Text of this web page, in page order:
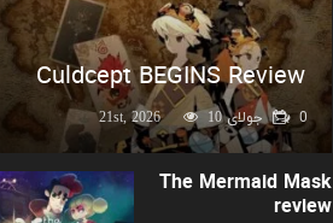
Culdcept BEGINS Review
جولای 21st, 202610 0
The Mermaid Mask
review